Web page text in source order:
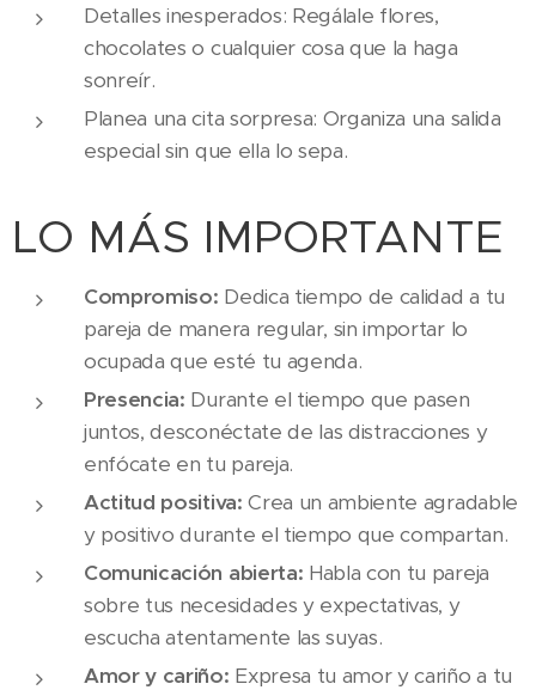
Detalles inesperados: Regálale flores,
chocolates o cualquier cosa que la haga
sonreír.
Planea una cita sorpresa: Organiza una salida
especial sin que ella lo sepa.
LO MÁS IMPORTANTE
Compromiso: Dedica tiempo de calidad a tu
pareja de manera regular, sin importar lo
ocupada que esté tu agenda.
Presencia: Durante el tiempo que pasen
juntos, desconéctate de las distracciones y
enfócate en tu pareja.
Actitud positiva: Crea un ambiente agradable
y positivo durante el tiempo que compartan.
Comunicación abierta: Habla con tu pareja
sobre tus necesidades y expectativas, y
escucha atentamente las suyas.
Amor y cariño: Expresa tu amor y cariño a tu